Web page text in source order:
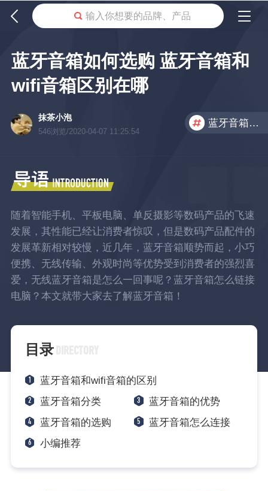
输入你想要的品牌、产品
蓝牙音箱如何选购 蓝牙音箱和
wifi音箱区别在哪
抹茶小泡
546浏览/2020-04-07 11:25:54
蓝牙音箱论坛
随着智能手机、平板电脑、单反摄影等数码产品的飞速
发展，其性能已经让消费者惊叹，但是数码产品配件的
发展革新相对较慢，近几年，蓝牙音箱顺势而起，小巧
便携、无线传输、外观时尚等优势受到消费者的强烈喜
爱，无线蓝牙音箱是怎么一回事呢？蓝牙音箱怎么链接
电脑？本文就带大家去了解蓝牙音箱！
目录
1 蓝牙音箱和wifi音箱的区别
2 蓝牙音箱分类 3 蓝牙音箱的优势
4 蓝牙音箱的选购 5 蓝牙音箱怎么连接
6 小编推荐